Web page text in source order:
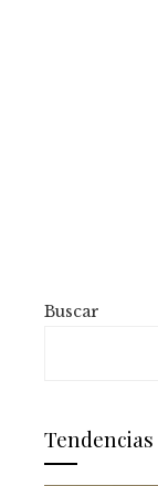
Buscar
Tendencias